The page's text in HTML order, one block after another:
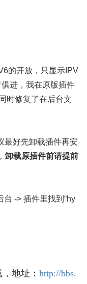
的开放，只显示IPV
进，我在原版插件
时修复了在后台文
最好先卸载插件再安
卸载原插件前请提前
台 -> 插件里找到“hy
，地址： http://bbs.